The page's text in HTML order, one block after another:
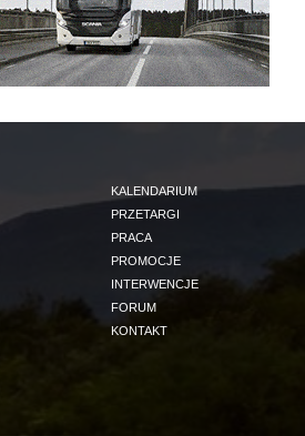
KALENDARIUM
PRZETARGI
PRACA
PROMOCJE
INTERWENCJE
FORUM
KONTAKT